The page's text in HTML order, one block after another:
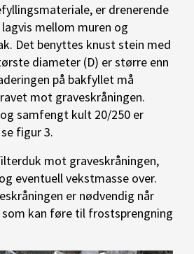
er drenerende
mellom muren og
Det benyttes knust stein med
diameter (D) er større enn
på bakfyllet må
mot graveskråningen.
samfengt kult 20/250 er
figur 3.
mot graveskråningen,
eventuell vekstmasse over.
er nødvendig når
kan føre til frostsprengning